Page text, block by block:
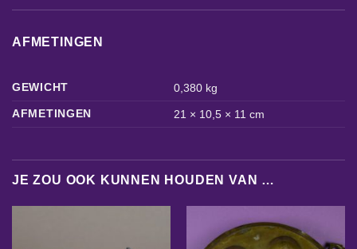
AFMETINGEN
GEWICHT
0,380 kg
AFMETINGEN
21 × 10,5 × 11 cm
JE ZOU OOK KUNNEN HOUDEN VAN …